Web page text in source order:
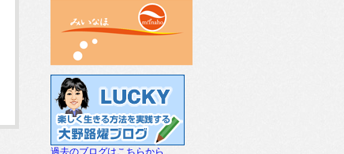
過去のブログはこちらから